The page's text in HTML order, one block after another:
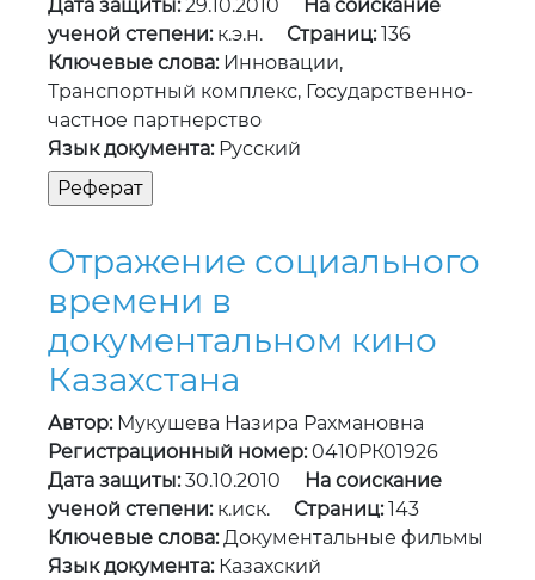
Дата защиты:29.10.2010
На соискание
ученой степени:к.э.н. Страниц:136
Ключевые слова:Инновации,
Транспортный комплекс, Государственно-
частное партнерство
Язык документа:Русский
Отражение социального
времени в
документальном кино
Казахстана
Автор:Мукушева Назира Рахмановна
Регистрационный номер:0410РК01926
Дата защиты:30.10.2010
На соискание
ученой степени:к.иск. Страниц:143
Ключевые слова:Документальные фильмы
Язык документа:Казахский